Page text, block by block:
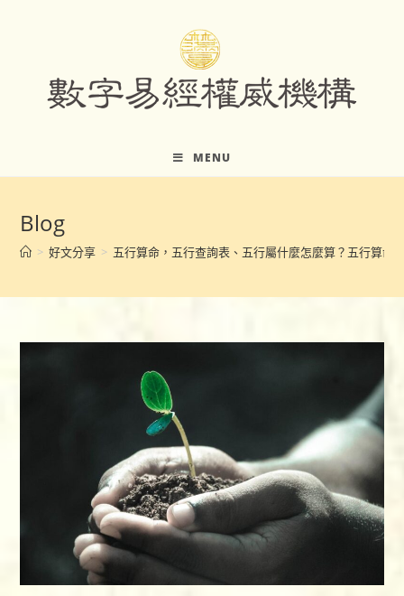
MENU
Blog
> 好文分享 > 五行算命，五行查詢表、五行屬什麼怎麼算？五行算命